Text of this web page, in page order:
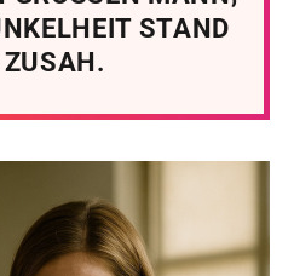
STAND